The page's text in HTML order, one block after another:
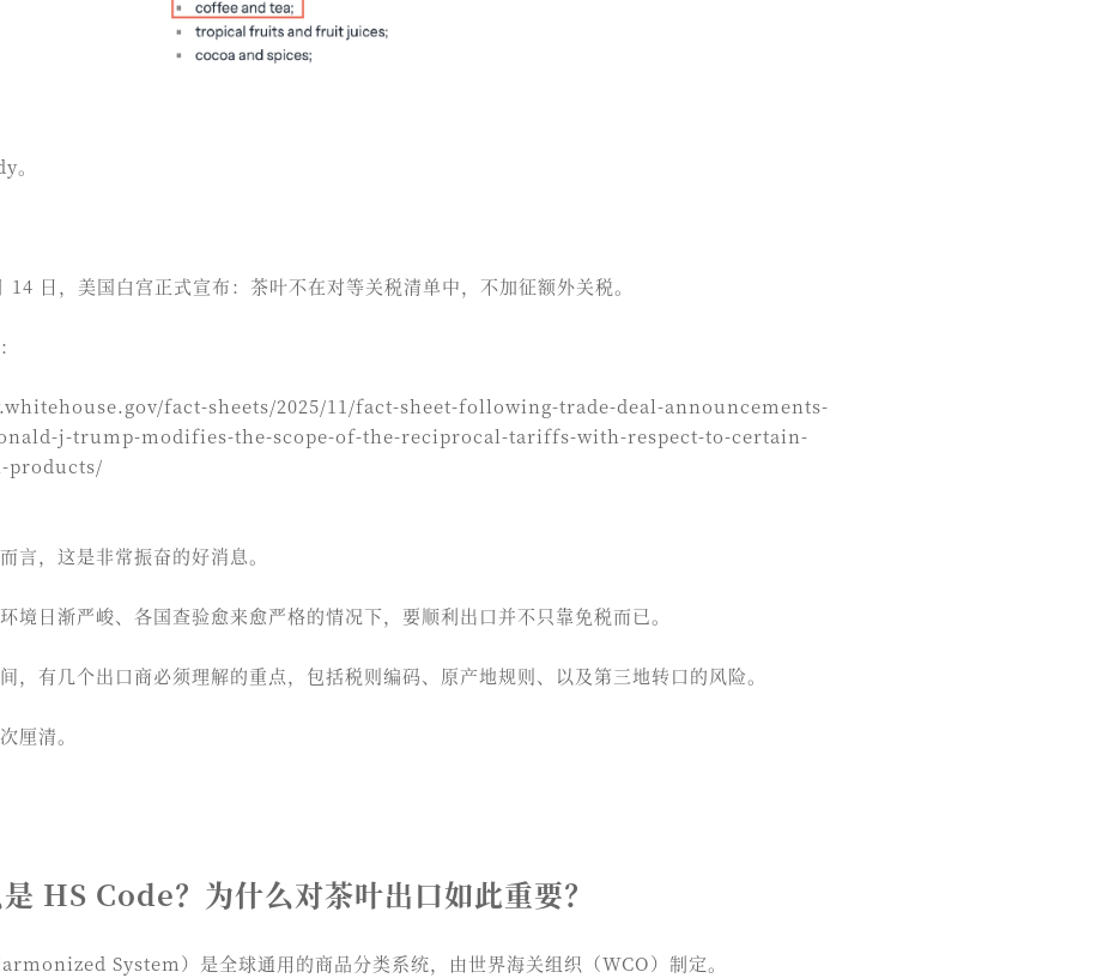
。
14 日，美国白宫正式宣布：茶叶不在对等关税清单中，不加征额外关税。
fact-sheets/2025/11/fact-sheet-following-trade-deal-announcements-
j-trump-modifies-the-scope-of-the-reciprocal-tariffs-with-respect-to-certain-
products/
言，这是非常振奋的好消息。
境日渐严峻、各国查验愈来愈严格的情况下，要顺利出口并不只靠免税而已。
，有几个出口商必须理解的重点，包括税则编码、原产地规则、以及第三地转口的风险。
厘清。
HS Code？为什么对茶叶出口如此重要？
System）是全球通用的商品分类系统，由世界海关组织（WCO）制定。